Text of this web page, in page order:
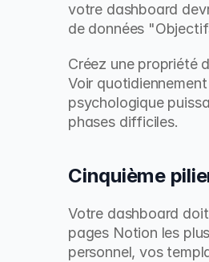
votre dashboard
de données
Créez une propriété
Voir
psychologique
phases difficiles.
Cinquième
Votre dashboard
pages Notion les
personnel, vos